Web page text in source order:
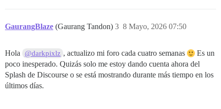
GaurangBlaze (Gaurang Tandon) 8 Mayo, 2026 07:50
3
Hola @darkpixlz , actualizo mi foro cada cuatro semanas
Es un
poco inesperado. Quizás solo me estoy dando cuenta ahora del
Splash de Discourse o se está mostrando durante más tiempo en los
últimos días.